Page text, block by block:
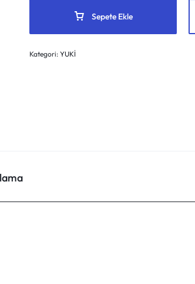
Sepete Ekle
Kategori:YUKİ